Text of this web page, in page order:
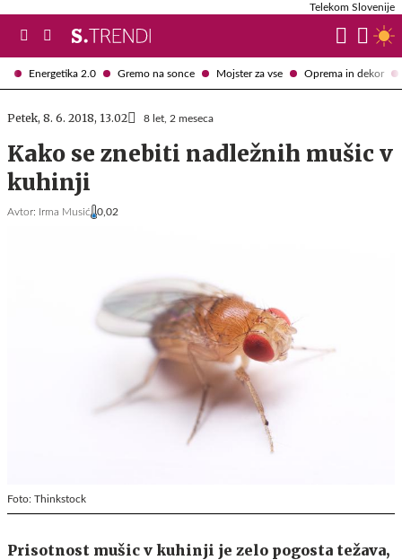
Energetika 2.0 Gremo na sonce Mojster za vse Oprema in dekor
Telekom Slovenije
Petek, 8. 6. 2018, 13.02 8 let, 2 meseca
Kako se znebiti nadležnih mušic v
kuhinji
Avtor: Irma Musić 0,02
Foto: Thinkstock
Prisotnost mušic v kuhinji je zelo pogosta težava,